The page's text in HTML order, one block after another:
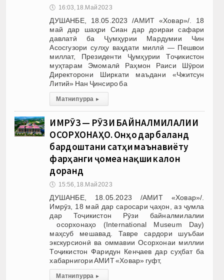
🕔 16:03, 18.Май 2023
ДУШАНБЕ, 18.05.2023 /АМИТ «Ховар»/. 18
май дар шаҳри Сиан дар доираи сафари
давлатӣ ба Ҷумҳурии Мардумии Чин
Асосгузори сулҳу ваҳдати миллӣ — Пешвои
миллат, Президенти Ҷумҳурии Тоҷикистон
муҳтарам Эмомалӣ Раҳмон Раиси Шӯрои
Директорони Ширкати маъдани «Чжитсун
Литий» Нан Ҷинсиро ба
Матни пурра ▸
ИМРӮЗ — РӮЗИ БАЙНАЛМИЛАЛИИ
ОСОРХОНАҲО. Онҳо дар баланд
бардоштани сатҳи маънавиёту
фарҳанги ҷомеа нақши калон
доранд
🕔 15:56, 18.Май 2023
ДУШАНБЕ, 18.05.2023 /АМИТ «Ховар»/.
Имрӯз, 18 май дар саросари ҷаҳон, аз ҷумла
дар Тоҷикистон Рӯзи байналмилалии
осорхонаҳо (International Museum Day)
маҳсуб мешавад. Тавре сардори шуъбаи
экскурсионӣ ва оммавии Осорхонаи миллии
Тоҷикистон Фаридун Кенҷаев дар суҳбат ба
хабарнигори АМИТ «Ховар» гуфт,
Матни пурра ▸